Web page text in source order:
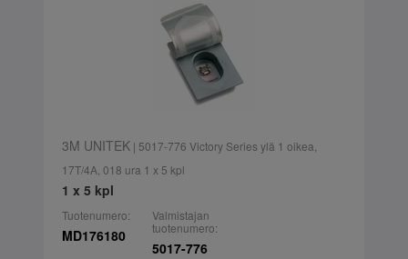
3M UNITEK| 5017-776 Victory Series ylä 1 oikea,
17T/4A, 018 ura 1 x 5 kpl
1 x 5 kpl
Tuotenumero:
MD176180
Valmistajan
tuotenumero:
5017-776